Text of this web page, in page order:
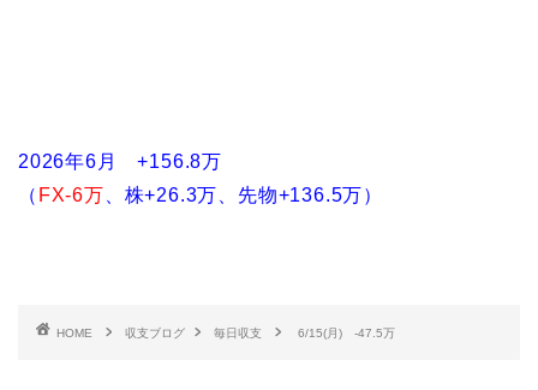
2026年6月 +156.8万
（ FX-6万 、株+26.3万、先物+136.5万）
HOME 収支ブログ 毎日収支 6/15(月) -47.5万